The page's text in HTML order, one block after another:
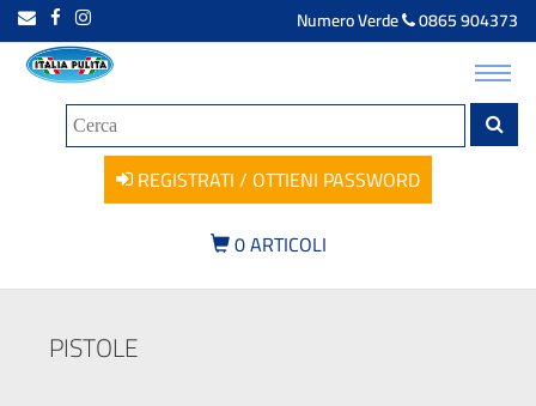
Numero Verde 0865 904373
REGISTRATI / OTTIENI PASSWORD
0ARTICOLI
PISTOLE